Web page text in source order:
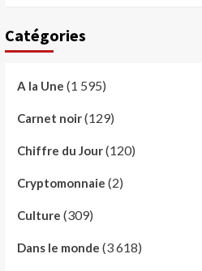
Catégories
A la Une (1 595)
Carnet noir(129)
Chiffre du Jour(120)
Cryptomonnaie (2)
Culture (309)
Dans le monde (3 618)